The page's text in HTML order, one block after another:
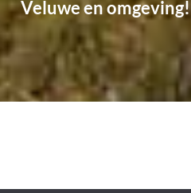
Veluwe en omgeving!